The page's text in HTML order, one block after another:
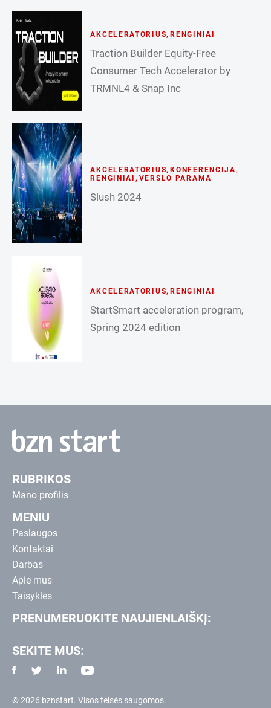
AKCELERATORIUS, RENGINIAI
Traction Builder Equity-Free
Consumer Tech Accelerator by
TRMNL4 & Snap Inc
AKCELERATORIUS, KONFERENCIJA,
RENGINIAI , VERSLO PARAMA
Slush 2024
AKCELERATORIUS, RENGINIAI
StartSmart acceleration program,
Spring 2024 edition
RUBRIKOS
Mano profilis
MENIU
Paslaugos
Kontaktai
Darbas
Apie mus
Taisyklės
PRENUMERUOKITE NAUJIENLAIŠKĮ:
SEKITE MUS:
© 2026 bznstart. Visos teisės saugomos.